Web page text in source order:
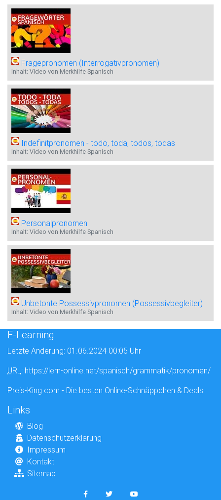
Fragepronomen (Interrogativpronomen)
Inhalt: Video von Merkhilfe Spanisch
Indefinitpronomen - todo, toda, todos, todas
Inhalt: Video von Merkhilfe Spanisch
Personalpronomen
Inhalt: Video von Merkhilfe Spanisch
Unbetonte Possessivpronomen (Possessivbegleiter)
Inhalt: Video von Merkhilfe Spanisch
E-Learning
Letzte Änderung: 01.06.2024 00:05 Uhr
URL: https://lern-online.net/spanisch/grammatik/pronomen/
Preis-King.com - Die besten Online-Schnäppchen & Deals
Links
Blog
Datenschutzerklärung
Impressum
Kontakt
Sitemap